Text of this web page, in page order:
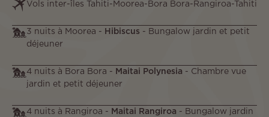
Vols inter-îles Tahiti-Moorea-Bora Bora-Rangiroa-Tahiti
3 nuits à Moorea - Hibiscus - Bungalow jardin et petit
déjeuner
4 nuits à Bora Bora - Maitai Polynesia - Chambre vue
jardin et petit déjeuner
4 nuits à Rangiroa - Maitai Rangiroa - Bungalow jardin